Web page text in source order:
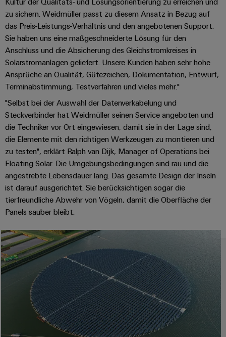
Abwasseraufbereitung
Lösungen
die
Wasser-
und
Abwasserindustrie
Wasserstoff
Wasserstoff
als
Schlüsseltechnologie
für
die
Energiewende
Windenergie
Betrieb
von
Windparks
Werkzeuge
Automaten
Software
Markierer
Industriedrucker
Industrieleuchte
Cabinet
Infrastructure
Assemblierungsservice
Bestückte
Klemmenleisten
Modifizierte
und
bestückte
Gehäuse
Kundenspezifische
Kabelkonfektionierung
zu sichern. Weidmüller passt zu diesem Ansatz in Bezug auf
das Preis-Leistungs-Verhältnis und den angebotenen Support.
Sie haben uns eine maßgeschneiderte Lösung für den
Anschluss und die Absicherung des Gleichstromkreises in
Solarstromanlagen geliefert. Unsere Kunden haben sehr hohe
Ansprüche an Qualität, Gütezeichen, Dokumentation, Entwurf,
Terminabstimmung, Testverfahren und vieles mehr."
"Selbst bei der Auswahl der Datenverkabelung und
Steckverbinder hat Weidmüller seinen Service angeboten und
die Techniker vor Ort eingewiesen, damit sie in der Lage sind,
die Elemente mit den richtigen Werkzeugen zu montieren und
zu testen", erklärt Ralph van Dijk, Manager of Operations bei
Floating Solar. Die Umgebungsbedingungen sind rau und die
angestrebte Lebensdauer lang. Das gesamte Design der Inseln
ist darauf ausgerichtet. Sie berücksichtigen sogar die
tierfreundliche Abwehr von Vögeln, damit die Oberfläche der
Panels sauber bleibt.